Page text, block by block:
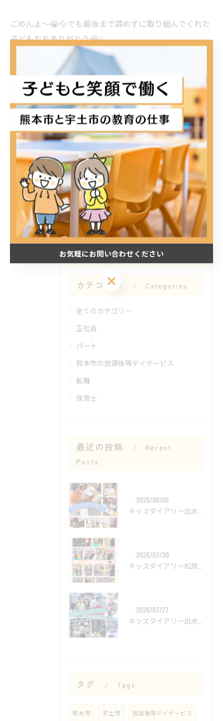
ごめんよ〜😭💦でも最後まで諦めずに取り組んでくれた
子どもたちありがとう😭✨️
次こそは上手くいくように材料も変えて挑戦したいと思
います🔥🔥
#絵を水に浮かべよう#工作活動#KIDSDIARY#キッズダイア
リー宇土#キッズダイアリー松原KIDSDIARY宇土KIDSDIARY
松原熊本宇土宇土市熊本市放課後等デイサービス放デイ
小学生中学生高校生子ども療育ダウン症自閉症ADHDLD
< 前のページ 一覧に戻る 次のページ >
カテゴリー Categories
全てのカテゴリー
正社員
パート
熊本市の放課後等デイサービス
転職
保育士
最近の投稿
Recent
Posts
2026/08/06
2026/07/30
2026/07/27
タグ Tags
熊本市 宇土市 放課後等デイサービス
お気軽にお問い合わせください
お気軽にお問い合わせください